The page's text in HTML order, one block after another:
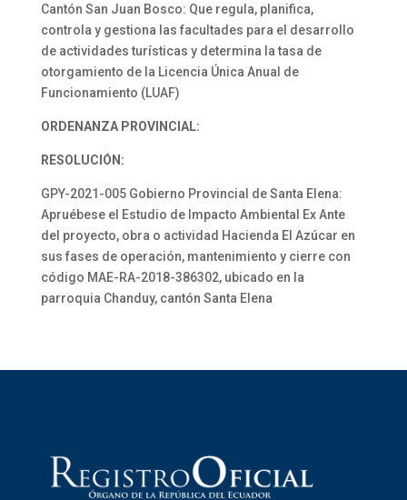
Cantón San Juan Bosco: Que regula, planifica,
controla y gestiona las facultades para el desarrollo
de actividades turísticas y determina la tasa de
otorgamiento de la Licencia Única Anual de
Funcionamiento (LUAF)
ORDENANZA PROVINCIAL:
RESOLUCIÓN:
GPY-2021-005 Gobierno Provincial de Santa Elena:
Apruébese el Estudio de Impacto Ambiental Ex Ante
del proyecto, obra o actividad Hacienda El Azúcar en
sus fases de operación, mantenimiento y cierre con
código MAE-RA-2018-386302, ubicado en la
parroquia Chanduy, cantón Santa Elena